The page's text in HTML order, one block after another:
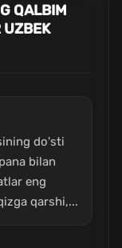
QALBIM
do'sti
bilan
eng
qarshi,...